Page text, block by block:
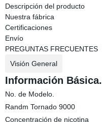
Descripción del producto
Nuestra fábrica
Certificaciones
Envío
PREGUNTAS FRECUENTES
Visión General
Información Básica.
No. de Modelo.
Randm Tornado 9000
Concentración de nicotina